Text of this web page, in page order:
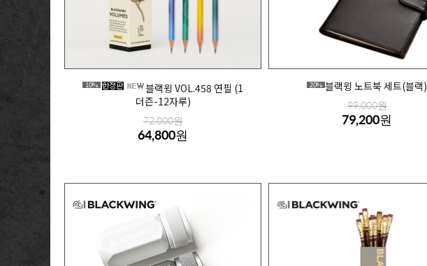
10%
블랙윙 VOL.458 연필 (1
더즌-12자루)
72,000원
64,800원
20% 블랙윙 노트북 세트(블랙)
99,000원
79,200원